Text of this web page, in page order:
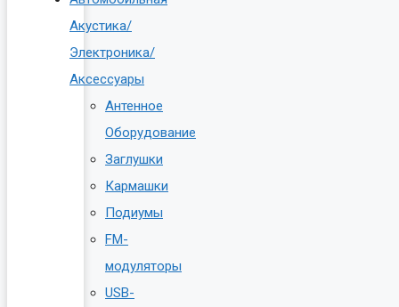
Акустика/
Электроника/
Аксессуары
Антенное
Оборудование
Заглушки
Кармашки
Подиумы
FM-
модуляторы
USB-